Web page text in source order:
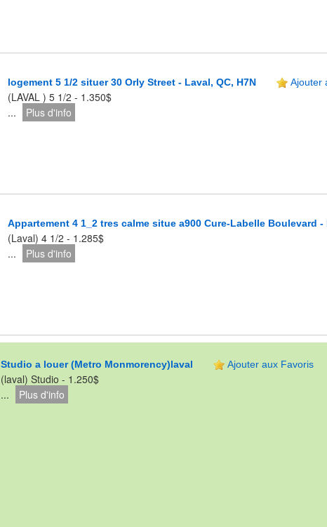
logement 5 1/2 situer 30 Orly Street - Laval, QC, H7N Ajouter
(LAVAL ) 5 1/2 - 1.350$
...
Plus d'info
Appartement 4 1_2 tres calme situe a900 Cure-Labelle Boulevard -
(Laval) 4 1/2 - 1.285$
...
Plus d'info
Studio a louer (Metro Monmorency)laval Ajouter aux Favoris
(laval) Studio - 1.250$
...
Plus d'info